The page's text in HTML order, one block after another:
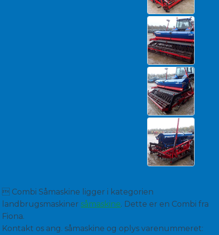
 Combi Såmaskine ligger i kategorien
landbrugsmaskinersåmaskine. Dette er en Combi fra
Fiona.
Kontakt os ang. såmaskine og oplys varenummeret: